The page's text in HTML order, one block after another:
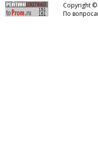
Copyright ©
По